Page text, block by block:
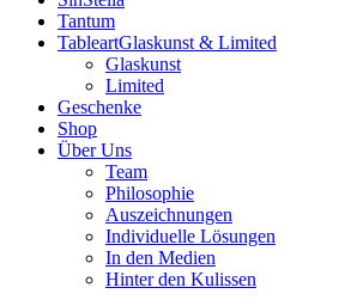
Tantum
TableartGlaskunst & Limited
Glaskunst
Limited
Geschenke
Shop
Über Uns
Team
Philosophie
Auszeichnungen
Individuelle Lösungen
In den Medien
Hinter den Kulissen